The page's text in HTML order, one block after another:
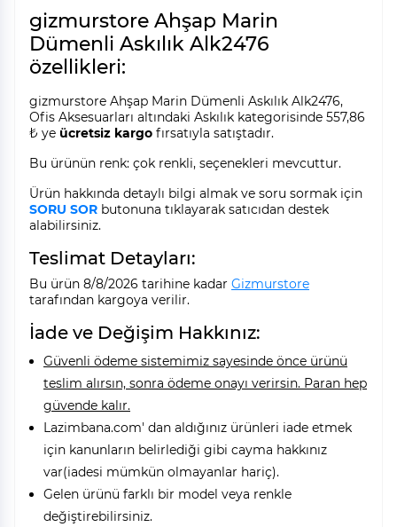
gizmurstore Ahşap Marin
Dümenli Askılık Alk2476
özellikleri:
gizmurstore Ahşap Marin Dümenli Askılık Alk2476,
Ofis Aksesuarları altındaki Askılık kategorisinde 557,86
₺ ye ücretsiz kargo fırsatıyla satıştadır.
Bu ürünün renk: çok renkli, seçenekleri mevcuttur.
Ürün hakkında detaylı bilgi almak ve soru sormak için
SORU SOR butonuna tıklayarak satıcıdan destek
alabilirsiniz.
Teslimat Detayları:
Bu ürün 8/8/2026 tarihine kadar Gizmurstore
tarafından kargoya verilir.
İade ve Değişim Hakkınız:
Güvenli ödeme sistemimiz sayesinde önce ürünü
teslim alırsın, sonra ödeme onayı verirsin. Paran hep
güvende kalır.
Lazimbana.com' dan aldığınız ürünleri iade etmek
için kanunların belirlediği gibi cayma hakkınız
var(iadesi mümkün olmayanlar hariç).
Gelen ürünü farklı bir model veya renkle
değiştirebilirsiniz.